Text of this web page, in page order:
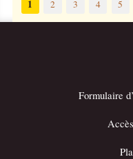
1 2 3 4 5
Formulaire